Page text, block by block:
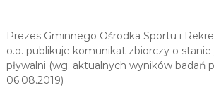
Prezes Gminnego Ośrodka Sportu i
o.o. publikuje komunikat zbiorczy o stanie
pływalni (wg. aktualnych wyników badań
06.08.2019)